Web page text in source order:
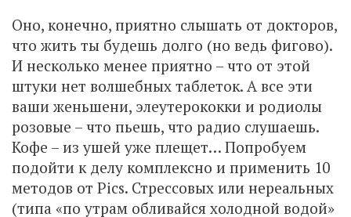
Оно, конечно, приятно слышать от докторов,
что жить ты будешь долго (но ведь фигово).
И несколько менее приятно – что от этой
штуки нет волшебных таблеток. А все эти
ваши женьшени, элеутерококки и родиолы
розовые – что пьешь, что радио слушаешь.
Кофе – из ушей уже плещет… Попробуем
подойти к делу комплексно и применить 10
методов от Pics. Стрессовых или нереальных
(типа «по утрам обливайся холодной водой»